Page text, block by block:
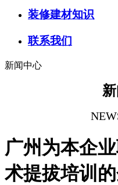
装修建材知识
联系我们
新闻中心
广州为本企
术提拔培训